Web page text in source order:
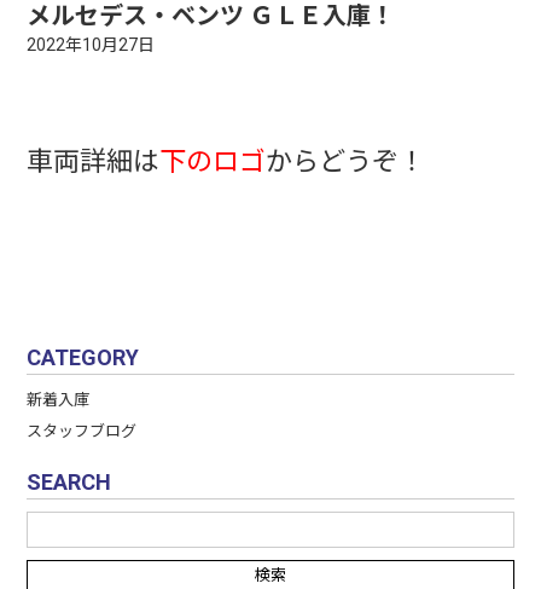
メルセデス・ベンツ ＧＬＥ入庫！
2022年10月27日
車両詳細は下のロゴからどうぞ！
CATEGORY
新着入庫
スタッフブログ
SEARCH